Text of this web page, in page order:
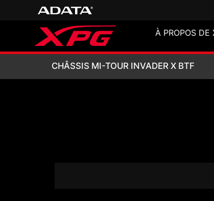
À PROPOS DE
CHÂSSIS MI-
CHÂSSIS MI-TOUR INVADER X BTF